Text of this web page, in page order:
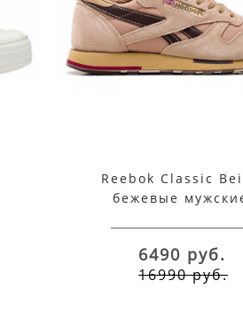
Reebok Classic
бежевые
6490 руб.
16990 руб.